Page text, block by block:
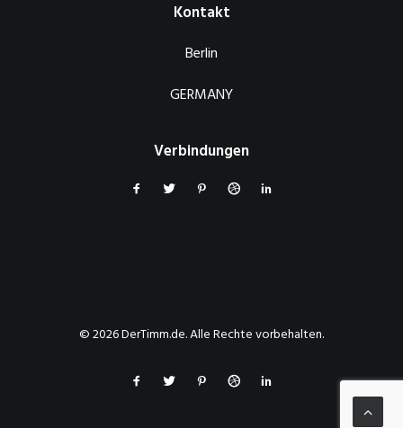
Kontakt
Berlin
GERMANY
Verbindungen
© 2026 DerTimm.de. Alle Rechte vorbehalten.